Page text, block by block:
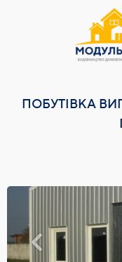
ПОБУТІВКА